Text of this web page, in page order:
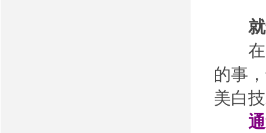
就
在界
的事
美白